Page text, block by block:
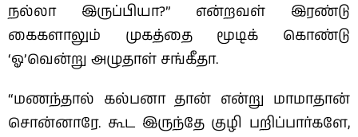
நல்லா இருப்பியா?” என்றவள் இரண்டு
கைகளாலும் முகத்தை மூடிக் கொண்டு
‘ஓ’வென்று அழுதாள் சங்கீதா.
“மணந்தால் கல்பனா தான் என்று மாமாதான்
சொன்னாரே. கூட இருந்தே குழி பறிப்பார்களே,